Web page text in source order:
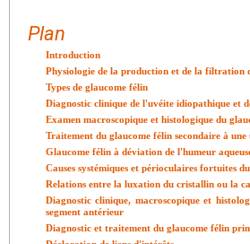
Plan
Introduction
Physiologie de la production et de la filtration
Types de glaucome félin
Diagnostic clinique de l'uvéite idiopathique et
Examen macroscopique et histologique du
Traitement du glaucome félin secondaire à
Glaucome félin à déviation de l'humeur
Causes systémiques et périoculaires fortuites
Relations entre la luxation du cristallin ou la
Diagnostic clinique, macroscopique et
segment antérieur
Diagnostic et traitement du glaucome félin